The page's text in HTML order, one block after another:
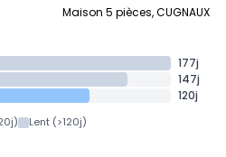
Maison 5 pièces, CUGNAUX
177j
147j
120j
Lent (>120j)